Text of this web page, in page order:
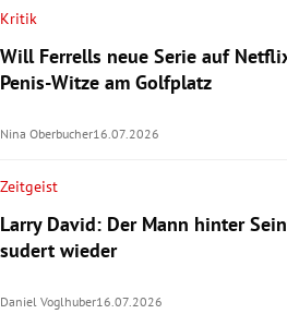
Kritik
Will Ferrells neue Serie auf
Penis-Witze am Golfplatz
Nina Oberbucher16.07.2026
Zeitgeist
Larry David: Der Mann hinter
sudert wieder
Daniel Voglhuber16.07.2026